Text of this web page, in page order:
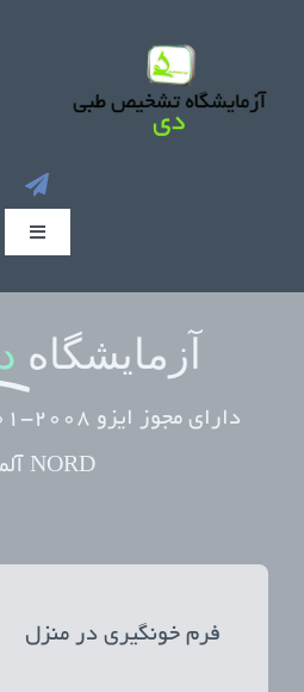
Toggle
صفحه اصلی
جوابدهی آنلاینآزمایشگاه
NORD آلمان
فرم خونگیری در منزل